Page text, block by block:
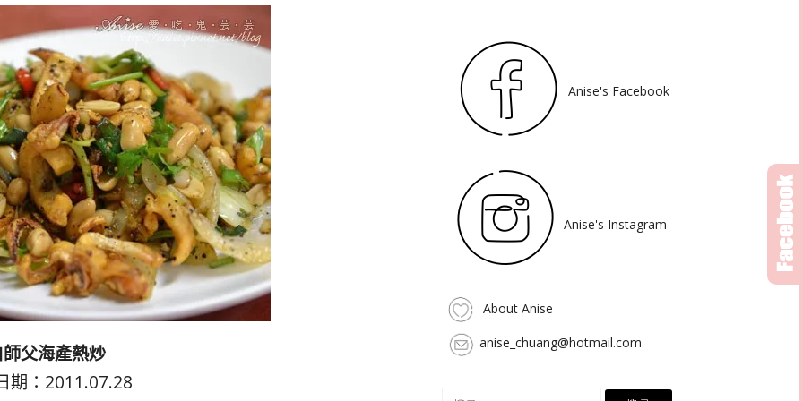
父海產熱炒
期：2011.07.28
Anise's Facebook
Anise's Instagram
About Anise
anise_chuang@hotmail.com